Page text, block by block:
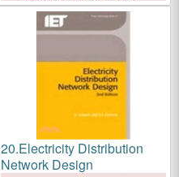
20.Electricity Distribution
Network Design